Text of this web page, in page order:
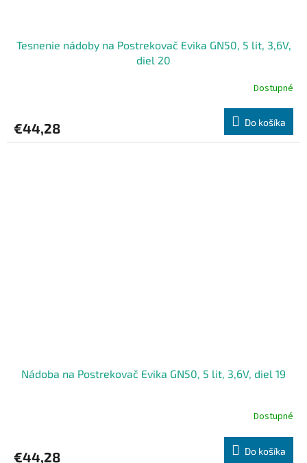
Tesnenie nádoby na Postrekovač Evika GN50, 5 lit, 3,6V,
diel 20
Dostupné
€44,28 Do košíka
Nádoba na Postrekovač Evika GN50, 5 lit, 3,6V, diel 19
Dostupné
€44,28 Do košíka